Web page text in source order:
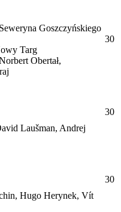
Goszczyńskiego
Targ
Obertał,
30
Laušman, Andrej
30
Hugo Herynek, Vít
30